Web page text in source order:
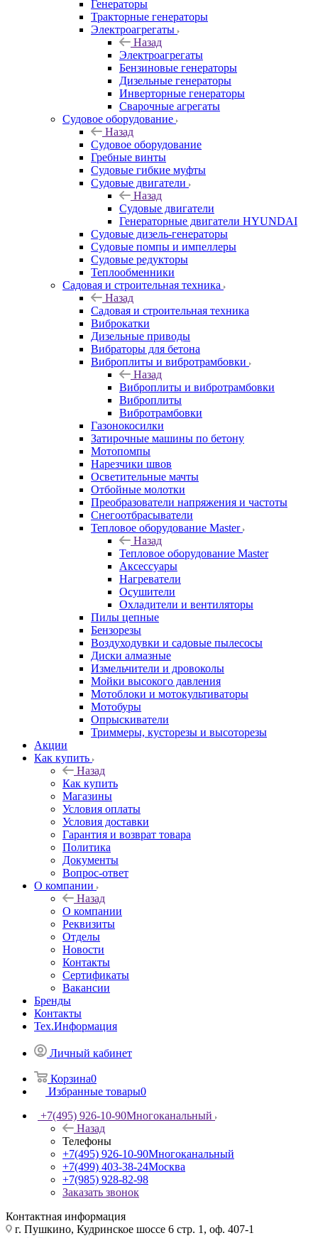
Генераторы
Тракторные генераторы
Электроагрегаты
Назад
Электроагрегаты
Бензиновые генераторы
Дизельные генераторы
Инверторные генераторы
Сварочные агрегаты
Судовое оборудование
Назад
Судовое оборудование
Гребные винты
Судовые гибкие муфты
Судовые двигатели
Назад
Судовые двигатели
Генераторные двигатели HYUNDAI
Судовые дизель-генераторы
Судовые помпы и импеллеры
Судовые редукторы
Теплообменники
Садовая и строительная техника
Назад
Садовая и строительная техника
Виброкатки
Дизельные приводы
Вибраторы для бетона
Виброплиты и вибротрамбовки
Назад
Виброплиты и вибротрамбовки
Виброплиты
Вибротрамбовки
Газонокосилки
Затирочные машины по бетону
Мотопомпы
Нарезчики швов
Осветительные мачты
Отбойные молотки
Преобразователи напряжения и частоты
Снегоотбрасыватели
Тепловое оборудование Master
Назад
Тепловое оборудование Master
Аксессуары
Нагреватели
Осушители
Охладители и вентиляторы
Пилы цепные
Бензорезы
Воздуходувки и садовые пылесосы
Диски алмазные
Измельчители и дровоколы
Мойки высокого давления
Мотоблоки и мотокультиваторы
Мотобуры
Опрыскиватели
Триммеры, кусторезы и высоторезы
Акции
Как купить
Назад
Как купить
Магазины
Условия оплаты
Условия доставки
Гарантия и возврат товара
Политика
Документы
Вопрос-ответ
О компании
Назад
О компании
Реквизиты
Отделы
Новости
Контакты
Сертификаты
Вакансии
Бренды
Контакты
Тех.Информация
Личный кабинет
Корзина0
Избранные товары0
+7(495) 926-10-90Многоканальный
Назад
Телефоны
+7(495) 926-10-90Многоканальный
+7(499) 403-38-24Москва
+7(985) 928-82-98
Заказать звонок
Контактная информация
г. Пушкино, Кудринское шоссе 6 стр. 1, оф. 407-1